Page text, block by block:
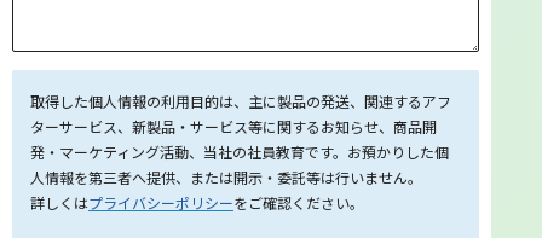
取得した個人情報の利用目的は、主に製品の発送、関連するアフ
ターサービス、新製品・サービス等に関するお知らせ、商品開
発・マーケティング活動、当社の社員教育です。お預かりした個
人情報を第三者へ提供、または開示・委託等は行いません。
詳しくはプライバシーポリシーをご確認ください。